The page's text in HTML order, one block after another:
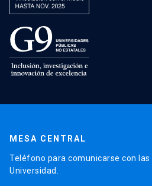
MESA CENTRAL
Teléfono para comunicarse con
Universidad.